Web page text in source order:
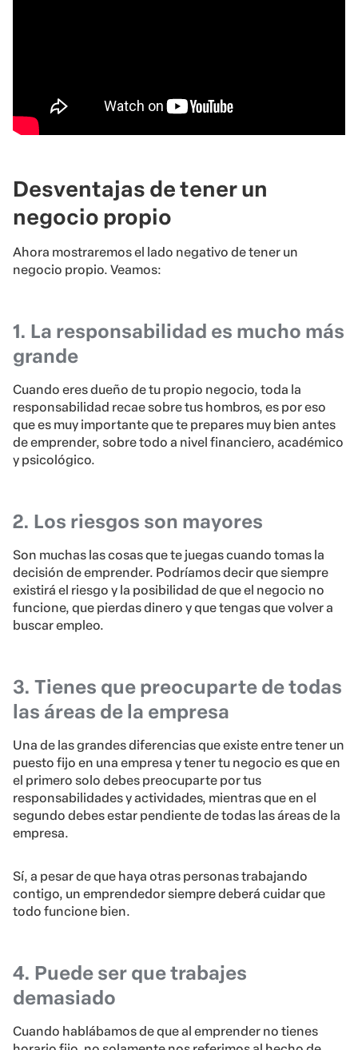
Desventajas de tener un
negocio propio
Ahora mostraremos el lado negativo de tener un
negocio propio. Veamos:
1. La responsabilidad es mucho más
grande
Cuando eres dueño de tu propio negocio, toda la
responsabilidad recae sobre tus hombros, es por eso
que es muy importante que te prepares muy bien antes
de emprender, sobre todo a nivel financiero, académico
y psicológico.
2. Los riesgos son mayores
Son muchas las cosas que te juegas cuando tomas la
decisión de emprender. Podríamos decir que siempre
existirá el riesgo y la posibilidad de que el negocio no
funcione, que pierdas dinero y que tengas que volver a
buscar empleo.
3. Tienes que preocuparte de todas
las áreas de la empresa
Una de las grandes diferencias que existe entre tener un
puesto fijo en una empresa y tener tu negocio es que en
el primero solo debes preocuparte por tus
responsabilidades y actividades, mientras que en el
segundo debes estar pendiente de todas las áreas de la
empresa.
Sí, a pesar de que haya otras personas trabajando
contigo, un emprendedor siempre deberá cuidar que
todo funcione bien.
4. Puede ser que trabajes
demasiado
Cuando hablábamos de que al emprender no tienes